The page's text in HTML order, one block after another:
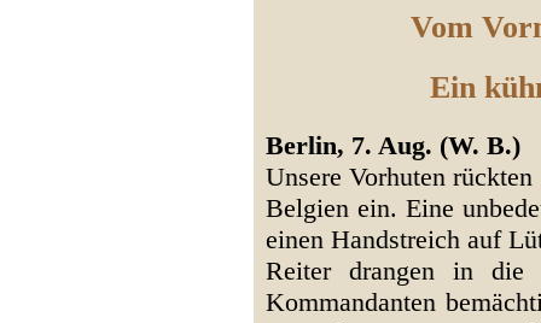
Vom
Ein
Berlin, 7. Aug. (W. B.)
Unsere Vorhuten
Belgien ein. Eine
einen Handstreich auf
Reiter drangen in
Kommandanten